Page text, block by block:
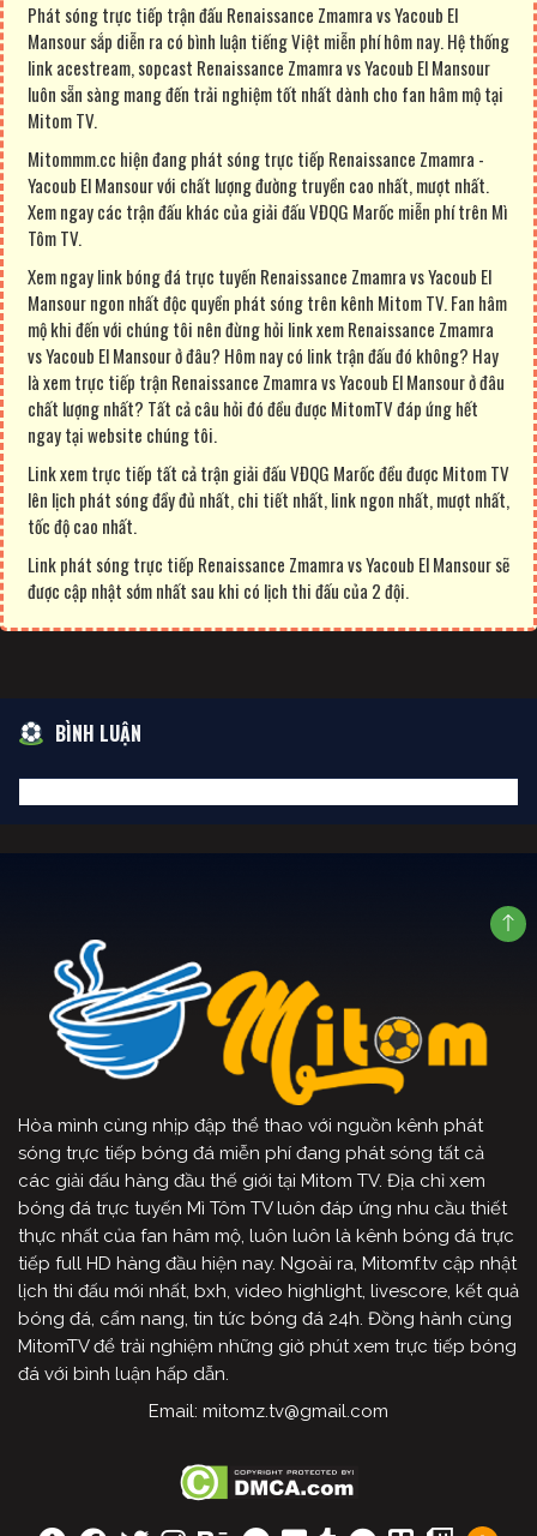
Phát sóng trực tiếp trận đấu Renaissance Zmamra vs Yacoub El
Mansour sắp diễn ra có bình luận tiếng Việt miễn phí hôm nay. Hệ thống
link acestream, sopcast Renaissance Zmamra vs Yacoub El Mansour
luôn sẵn sàng mang đến trải nghiệm tốt nhất dành cho fan hâm mộ tại
Mitom TV.
Mitommm.cc hiện đang phát sóng trực tiếp Renaissance Zmamra -
Yacoub El Mansour với chất lượng đường truyền cao nhất, mượt nhất.
Xem ngay các trận đấu khác của giải đấu VĐQG Marốc miễn phí trên Mì
Tôm TV.
Xem ngay link bóng đá trực tuyến Renaissance Zmamra vs Yacoub El
Mansour ngon nhất độc quyền phát sóng trên kênh Mitom TV. Fan hâm
mộ khi đến với chúng tôi nên đừng hỏi link xem Renaissance Zmamra
vs Yacoub El Mansour ở đâu? Hôm nay có link trận đấu đó không? Hay
là xem trực tiếp trận Renaissance Zmamra vs Yacoub El Mansour ở đâu
chất lượng nhất? Tất cả câu hỏi đó đều được MitomTV đáp ứng hết
ngay tại website chúng tôi.
Link xem trực tiếp tất cả trận giải đấu VĐQG Marốc đều được Mitom TV
lên lịch phát sóng đầy đủ nhất, chi tiết nhất, link ngon nhất, mượt nhất,
tốc độ cao nhất.
Link phát sóng trực tiếp Renaissance Zmamra vs Yacoub El Mansour sẽ
được cập nhật sớm nhất sau khi có lịch thi đấu của 2 đội.
BÌNH LUẬN
Hòa mình cùng nhịp đập thể thao với nguồn kênh phát
sóng trực tiếp bóng đá miễn phí đang phát sóng tất cả
các giải đấu hàng đầu thế giới tại Mitom TV. Địa chỉ xem
bóng đá trực tuyến Mì Tôm TV luôn đáp ứng nhu cầu thiết
thực nhất của fan hâm mộ, luôn luôn là kênh bóng đá trực
tiếp full HD hàng đầu hiện nay. Ngoài ra, Mitomf.tv cập nhật
lịch thi đấu mới nhất, bxh, video highlight, livescore, kết quả
bóng đá, cẩm nang, tin tức bóng đá 24h. Đồng hành cùng
MitomTV để trải nghiệm những giờ phút xem trực tiếp bóng
đá với bình luận hấp dẫn.
Email: mitomz.tv@gmail.com